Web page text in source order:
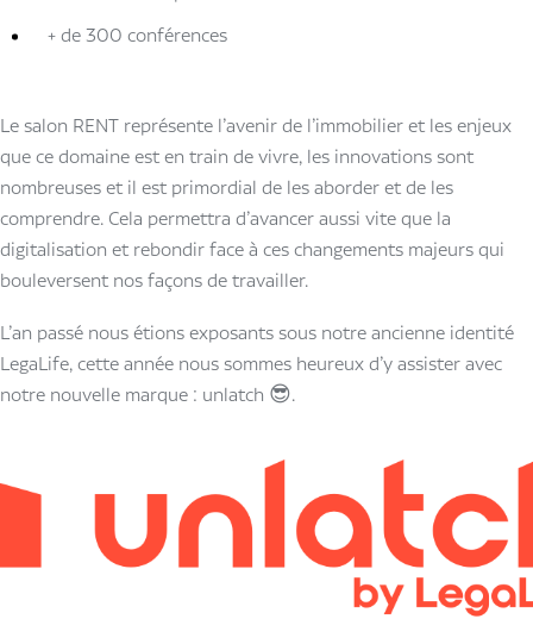
+ de 300 conférences
Le salon RENT représente l’avenir de l’immobilier et les enjeux
que ce domaine est en train de vivre, les innovations sont
nombreuses et il est primordial de les aborder et de les
comprendre. Cela permettra d’avancer aussi vite que la
digitalisation et rebondir face à ces changements majeurs qui
bouleversent nos façons de travailler.
L’an passé nous étions exposants sous notre ancienne identité
LegaLife, cette année nous sommes heureux d’y assister avec
notre nouvelle marque : unlatch 😎.